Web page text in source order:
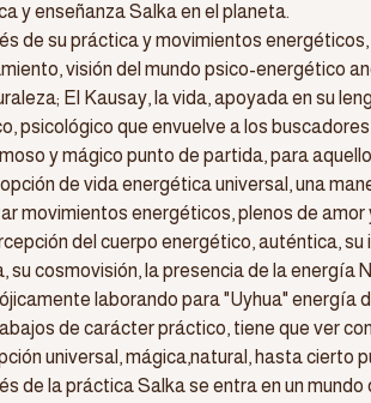
y enseñanza Salka en el planeta.
de su práctica y movimientos
visión del mundo psico-energético
El Kausay, la vida, apoyada en su
psicológico que envuelve a los
y mágico punto de partida, para
de vida energética universal, una
movimientos energéticos, plenos de amor
del cuerpo energético, auténtica,
su cosmovisión, la presencia de la energía
laborando para "Uyhua" energía
de carácter práctico, tiene que ver
universal, mágica,natural, hasta cierto
de la práctica Salka se entra en un